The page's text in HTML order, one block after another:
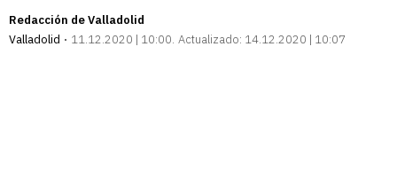
Redacción de Valladolid
Valladolid
11.12.2020 | 10:00 Actualizado: 14.12.2020 | 10:07